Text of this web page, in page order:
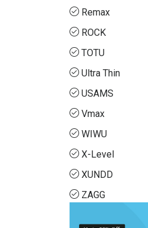
Remax
ROCK
TOTU
Ultra Thin
USAMS
Vmax
WIWU
X-Level
XUNDD
ZAGG